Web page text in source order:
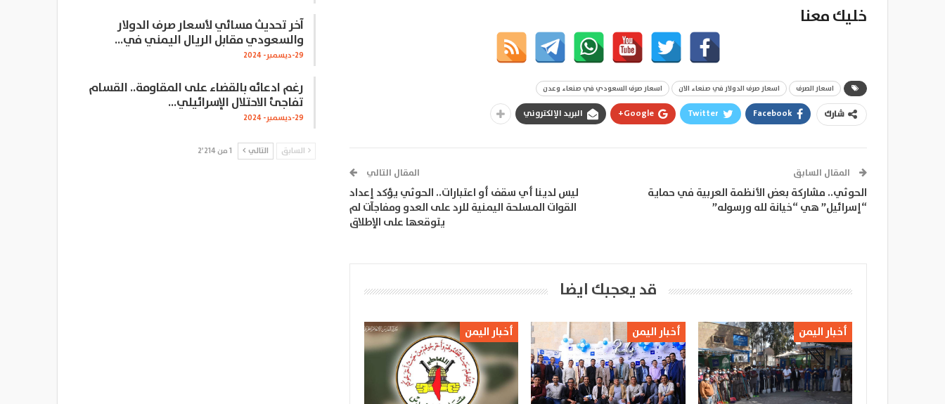
خليك معنا
اسعار الصرف اسعار صرف الدولار في صنعاء الان اسعار صرف السعودي في صنعاء وعدن
شارك Facebook
Twitter
Google+ البريد الإلكتروني
المقال السابق
الحوثي.. مشاركة بعض الأنظمة العربية في حماية
“إسرائيل” هي “خيانة لله ورسوله”
المقال التالي
ليس لدينا أي سقف أو اعتبارات.. الحوثي يؤكد إعداد
القوات المسلحة اليمنية للرد على العدو ومفاجآت لم
يتوقعها على الإطلاق
قد يعجبك ايضا
أخبار اليمن أخبار اليمن أخبار اليمن
آخر تحديث مسائي لأسعار صرف الدولار
والسعودي مقابل الريال اليمني في…
29-ديسمبر- 2024
رغم ادعائه بالقضاء على المقاومة.. القسام
تفاجئ الاحتلال الإسرائيلي…
29-ديسمبر- 2024
السابق التالي 1 من 2٬214